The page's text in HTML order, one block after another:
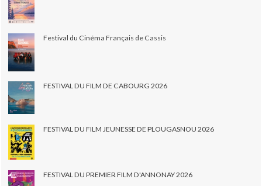
Festival du Cinéma Français de Cassis
FESTIVAL DU FILM DE CABOURG 2026
FESTIVAL DU FILM JEUNESSE DE PLOUGASNOU 2026
FESTIVAL DU PREMIER FILM D'ANNONAY 2026